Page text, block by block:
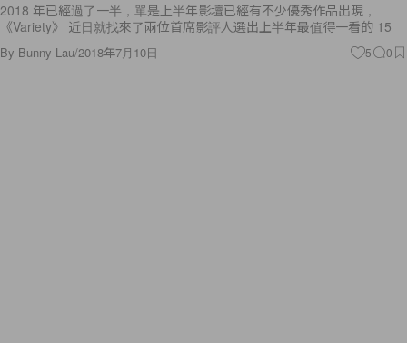
2018 年已經過了一半，單是上半年影壇已經有不少優秀作品出現，
《Variety》 近日就找來了兩位首席影評人選出上半年最值得一看的 15
By Bunny Lau/2018年7月10日 5 0